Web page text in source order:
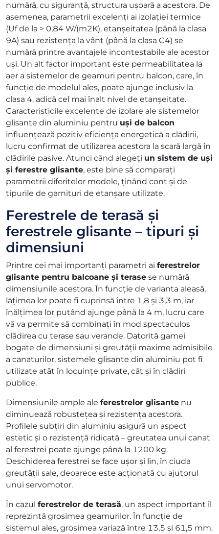
numără, cu siguranță, structura ușoară a acestora. De
asemenea, parametrii excelenți ai izolației termice
(Uf de la > 0,84 W/(m2K), etanșeitatea (până la clasa
9A) sau rezistența la vânt (până la clasa C4) se
numără printre avantajele incontestabile ale acestor
uși. Un alt factor important este permeabilitatea la
aer a sistemelor de geamuri pentru balcon, care, în
funcție de modelul ales, poate ajunge inclusiv la
clasa 4, adică cel mai înalt nivel de etanșeitate.
Caracteristicile excelente de izolare ale sistemelor
glisante din aluminiu pentru uși de balcon
influențează pozitiv eficiența energetică a clădirii,
lucru confirmat de utilizarea acestora la scară largă în
clădirile pasive. Atunci când alegeți un sistem de uși
și ferestre glisante, este bine să comparați
parametrii diferitelor modele, ținând cont și de
tipurile de garnituri de etanșare utilizate.
Ferestrele de terasă și
ferestrele glisante – tipuri și
dimensiuni
Printre cei mai importanți parametri ai ferestrelor
glisante pentru balcoane și terase se numără
dimensiunile acestora. În funcție de varianta aleasă,
lățimea lor poate fi cuprinsă între 1,8 și 3,3 m, iar
înălțimea lor putând ajunge până la 4 m, lucru care
vă va permite să combinați în mod spectaculos
clădirea cu terase sau verande. Datorită gamei
bogate de dimensiuni și greutății maxime admisibile
a canaturilor, sistemele glisante din aluminiu pot fi
utilizate atât în locuințe private, cât și în clădiri
publice.
Dimensiunile ample ale ferestrelor glisante nu
diminuează robustețea și rezistența acestora.
Profilele subțiri din aluminiu asigură un aspect
estetic și o rezistență ridicată – greutatea unui canat
al ferestrei poate ajunge până la 1200 kg.
Deschiderea ferestrei se face ușor și lin, în ciuda
greutății sale, deoarece este acționată cu ajutorul
unui servomotor.
În cazul ferestrelor de terasă, un aspect important îl
reprezintă grosimea geamurilor. În funcție de
sistemul ales, grosimea variază între 13,5 și 61,5 mm.